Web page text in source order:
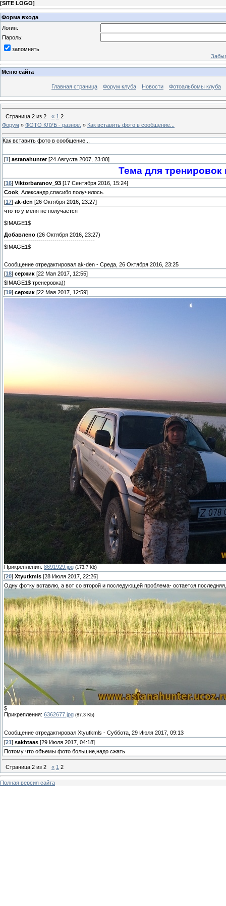
[SITE LOGO]
Форма входа
Логин:
Пароль:
запомнить
Меню сайта
Главная страница Форум клуба Новости Фотоальбомы клуба
Страница 2 из 2 « 1 2
Форум » ФОТО КЛУБ - разное. » Как вставить фото в сообщение...
Как вставить фото в сообщение...
[1 ] astanahunter[24 Августа 2007, 23:00]
Тема для
[16] Viktorbaranov_93 [17 Сентября 2016, 15:24]
Cook , Александр,спасибо получилось.
[17] ak-den [26 Октября 2016, 23:27]
что то у меня не получается
$IMAGE1$
Добавлено (26 Октября 2016, 23:27)
---------------------------------------------
$IMAGE1$
Сообщение отредактировал ak-den - Среда, 26 Октября 2016, 23:25
[18] сержик [22 Мая 2017, 12:55]
$IMAGE1$ тренеровка))
[19] сержик [22 Мая 2017, 12:59]
Прикрепления: 8691929.jpg (173.7 Kb)
[20] Xtyutkmls [28 Июля 2017, 22:26]
Одну фотку вставлю, а вот со второй и последующей проблема- остается
$
Прикрепления: 6362677.jpg (87.3 Kb)
Сообщение отредактировал Xtyutkmls - Суббота, 29 Июля 2017, 09:13
[21 ] sakhtaas [29 Июля 2017, 04:18]
Потому что объемы фото большие,надо сжать
Страница 2 из 2 « 1 2
Полная версия сайта